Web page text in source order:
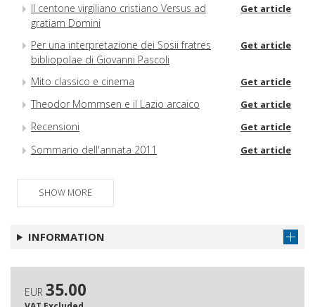
Il centone virgiliano cristiano Versus ad
gratiam Domini
Get article
Per una interpretazione dei Sosii fratres
bibliopolae di Giovanni Pascoli
Get article
Mito classico e cinema Get article
Theodor Mommsen e il Lazio arcaico Get article
Recensioni Get article
Sommario dell'annata 2011 Get article
SHOW MORE
INFORMATION
EUR 35.00